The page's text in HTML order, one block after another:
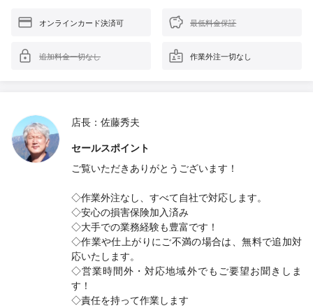
オンラインカード決済可 最低料金保証
追加料金一切なし 作業外注一切なし
店長：佐藤秀夫
セールスポイント
ご覧いただきありがとうございます！
◇作業外注なし、すべて自社で対応します。
◇安心の損害保険加入済み
◇大手での業務経験も豊富です！
◇作業や仕上がりにご不満の場合は、無料で追加対
応いたします。
◇営業時間外・対応地域外でもご要望お聞きしま
す！
◇責任を持って作業します